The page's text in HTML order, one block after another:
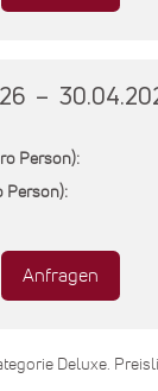
–
Person):
Person):
Anfragen
Deluxe.